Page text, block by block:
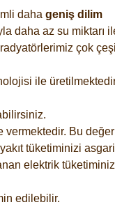
daha geniş dilim
daha az su miktarı
çok
ile
vermektedir. Bu
tüketiminizi
elektrik
edilebilir.